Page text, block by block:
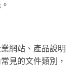
網站、產品說明
見的文件類別，